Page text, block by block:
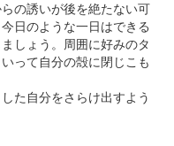
の誘いが後を絶たない可
日のような一日はできる
しょう。周囲に好みのタ
って自分の殻に閉じこも
た自分をさらけ出すよう